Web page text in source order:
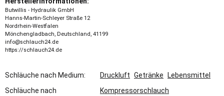
Butwillis - Hydraulik GmbH
Hanns-Martin-Schleyer Straße 12
Nordrhein-Westfalen
Mönchengladbach, Deutschland, 41199
info@schlauch24.de
https://schlauch24.de
Schläuche nach Medium: Druckluft Getränke
Lebensmittel
Schläuche nach
Kompressorschlauch